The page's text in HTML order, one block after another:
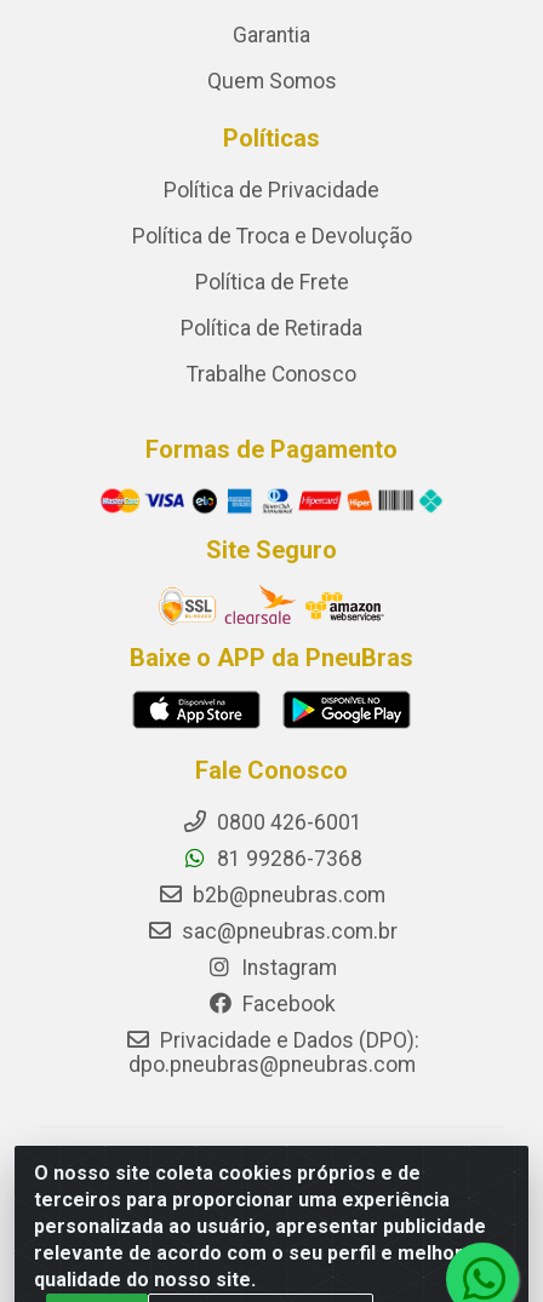
O nosso site coleta cookies próprios e de
terceiros para proporcionar uma experiência
personalizada ao usuário, apresentar publicidade
relevante de acordo com o seu perfil e melhorar a
qualidade do nosso site.
Garantia
Quem Somos
Políticas
Política de Privacidade
Política de Troca e Devolução
Política de Frete
Política de Retirada
Trabalhe Conosco
Formas de Pagamento
Site Seguro
Baixe o APP da PneuBras
Fale Conosco
0800 426-6001
81 99286-7368
b2b@pneubras.com
sac@pneubras.com.br
Instagram
Facebook
Privacidade e Dados (DPO):
dpo.pneubras@pneubras.com
PneuBras - Rodovia BR-101, KM 82 - Prazeres,
Jaboatão dos Guararapes/PE - CEP 54.335-000 - CNPJ
08.678.386/0001-05 - Pneubras Comércio de Pneus
Ltda